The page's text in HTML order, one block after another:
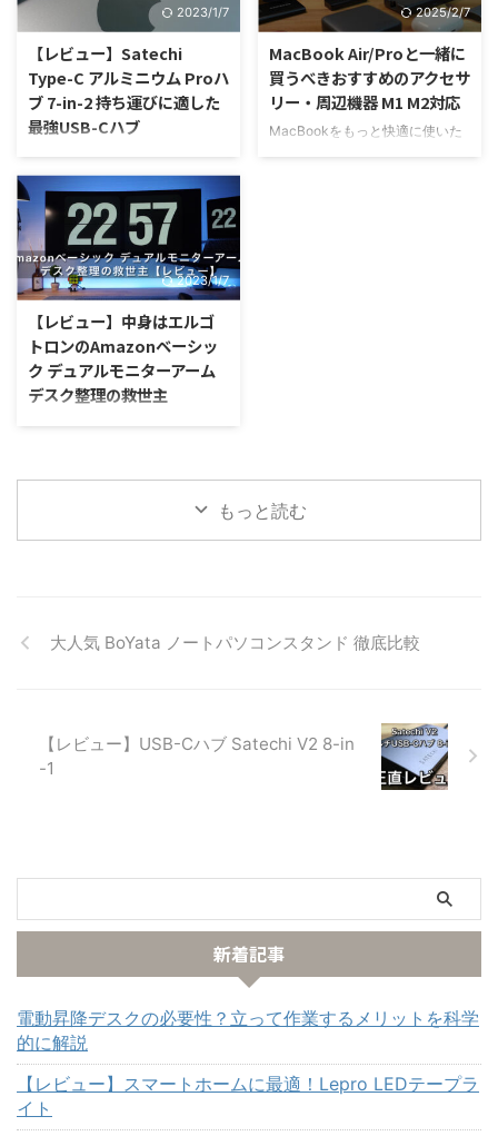
持ちの方にドッキングステーショ
いるケーブル型USB-Cハブ
Belkin Connect 2.5GbE USB-C
ハブ 7-in-1のレビューを行って
いきます。 記事の信頼性 本業
は、半導体を作るための製造装置
を設計しているエンジニア。 普
段から半導体に関 ...
CハブAnker PowerExpand 8-in-
す。 記事の信頼性 本業は、半導
体を作るための製造装置を設計し
ているエンジニアです。普段から
半導体に関わる仕事をしているの
2023/1/7
【レビュー】Satechi
Type-C アルミニウム Proハ
ブ 7-in-2 持ち運びに適した
最強USB-Cハブ
MacBook用の一体型USB-Cハブ
って実際どうなの？ケーブル型
USB-Cハブと比べるとどんなメ
リットがある？Satechiの一体型
USB-Cハブは良い商品？ そんな
疑問をお持ちの方は必見！ この
記事では、一体型USB-Cハブ
Satechi Type-C アルミニウム
Proハブ 7-in-2の詳細レビューを
行なっています。 記事の信頼性
本業は、半導体を作るための製造
装置を設計しているエンジニアで
2025/2/7
MacBook Air/Proと一緒に
買うべきおすすめのアクセサ
リー・周辺機器 M1 M2対応
MacBookをもっと快適に使いた
2023/1/7
【レビュー】中身はエルゴ
トロンのAmazonベーシッ
ク デュアルモニターアーム
デスク整理の救世主
モニターアームを使ってデスクの
どうなんだろう？モニターアーム
います。 そんな私もモニターア
は、モニターが浮いていることで
作業環境が劇的に改善し、最初っ
から買っておけばよかった ...
もっと読む
大人気 BoYata ノートパソコンスタンド 徹底比較
【レビュー】USB-Cハブ Satechi V2 8-in
-1
新着記事
電動昇降デスクの必要性？立って作業するメリットを科学
的に解説
【レビュー】スマートホームに最適！Lepro LEDテープラ
イト